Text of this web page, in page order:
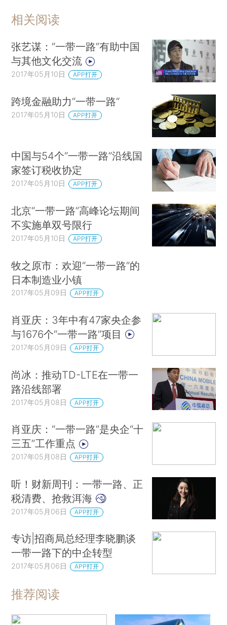
相关阅读
张艺谋：“一带一路”有助中国
与其他文化交流
2017年05月10日 APP打开
跨境金融助力“一带一路”
2017年05月10日 APP打开
中国与54个“一带一路”沿线国
家签订税收协定
2017年05月10日 APP打开
北京“一带一路”高峰论坛期间
不实施单双号限行
2017年05月10日 APP打开
牧之原市：欢迎“一带一路”的
日本制造业小镇
2017年05月09日 APP打开
肖亚庆：3年中有47家央企参
与1676个“一带一路”项目
2017年05月09日 APP打开
尚冰：推动TD-LTE在一带一
路沿线部署
2017年05月08日 APP打开
肖亚庆：“一带一路”是央企“十
三五”工作重点
2017年05月08日 APP打开
听！财新周刊：一带一路、正
税清费、抢救洱海
2017年05月06日 APP打开
专访|招商局总经理李晓鹏谈
一带一路下的中企转型
2017年05月06日 APP打开
推荐阅读